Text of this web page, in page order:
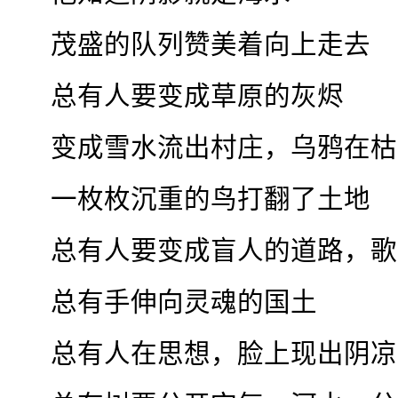
茂盛的队列赞美着向上走去
总有人要变成草原的灰烬
变成雪水流出村庄，乌鸦在
一枚枚沉重的鸟打翻了土地
总有人要变成盲人的道路，
总有手伸向灵魂的国土
总有人在思想，脸上现出阴